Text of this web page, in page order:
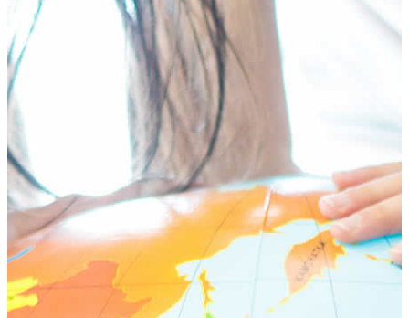
ツアー
ケアンズ（オーストラリア）のスタディツアー
ボホール島（フィリピン）のスタディーツアー
英語で世界が変わる
五反田ブログ 小学生コース
五反田ブログ 中学生コース
荻窪ブログ
下高井戸ブログ
立川ブログ
恵比寿ブログ